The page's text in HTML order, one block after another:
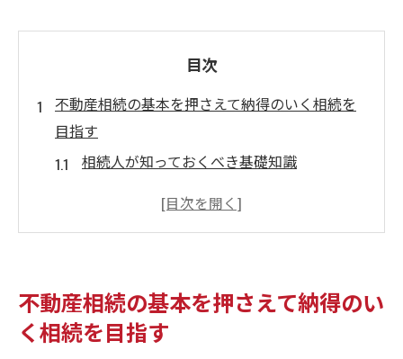
目次
不動産相続の基本を押さえて納得のいく相続を
目指す
相続人が知っておくべき基礎知識
相続のための法律と手続きの流れ
家族間の円満な相続を実現するために
地域特性を活かした不動産相続で成功するため
不動産相続の基本を押さえて納得のい
く相続を目指す